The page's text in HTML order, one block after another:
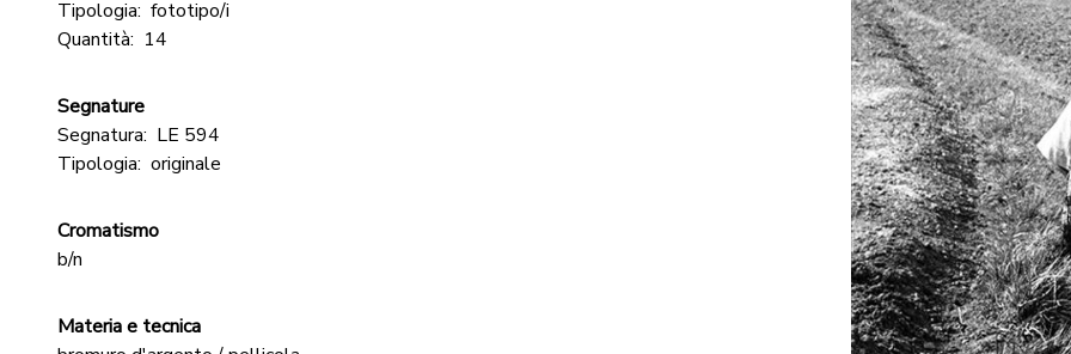
Tipologia: fototipo/i
Quantità: 14
Segnature
Segnatura: LE 594
Tipologia: originale
Cromatismo
b/n
Materia e tecnica